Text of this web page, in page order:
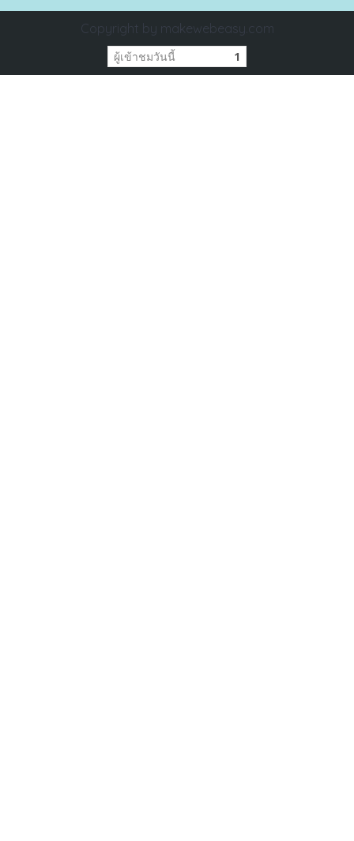
Copyright by makewebeasy.com
ผู้เข้าชมวันนี้ 1